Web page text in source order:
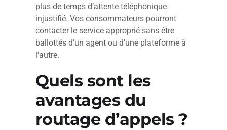
plus de temps d’attente téléphonique
injustifié. Vos consommateurs pourront
contacter le service approprié sans être
ballottés d’un agent ou d’une plateforme à
l’autre.
Quels sont les
avantages du
routage d’appels ?